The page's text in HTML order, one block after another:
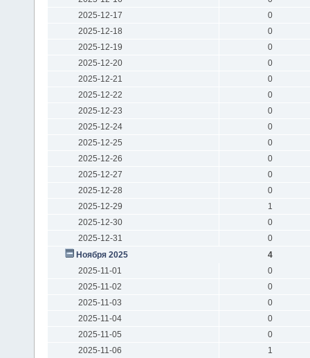
2025-12-17
0
2025-12-18
0
2025-12-19
0
2025-12-20
0
2025-12-21
0
2025-12-22
0
2025-12-23
0
2025-12-24
0
2025-12-25
0
2025-12-26
0
2025-12-27
0
2025-12-28
0
2025-12-29
1
2025-12-30
0
2025-12-31
0
Ноября 2025
4
2025-11-01
0
2025-11-02
0
2025-11-03
0
2025-11-04
0
2025-11-05
0
2025-11-06
1